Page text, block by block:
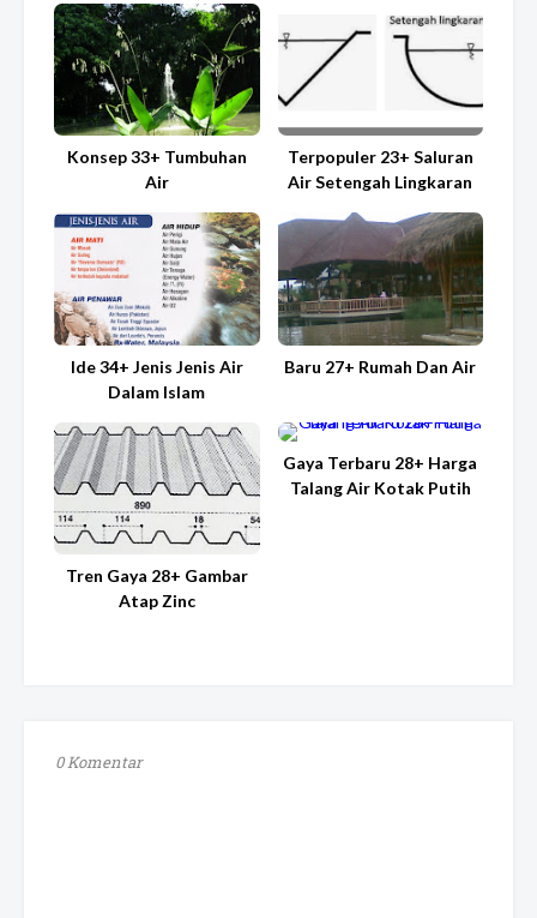
Konsep 33+ Tumbuhan
Air
Terpopuler 23+ Saluran
Air Setengah Lingkaran
Ide 34+ Jenis Jenis Air
Dalam Islam
Baru 27+ Rumah Dan Air
Tren Gaya 28+ Gambar
Atap Zinc
Gaya Terbaru 28+ Harga
Talang Air Kotak Putih
0 Komentar